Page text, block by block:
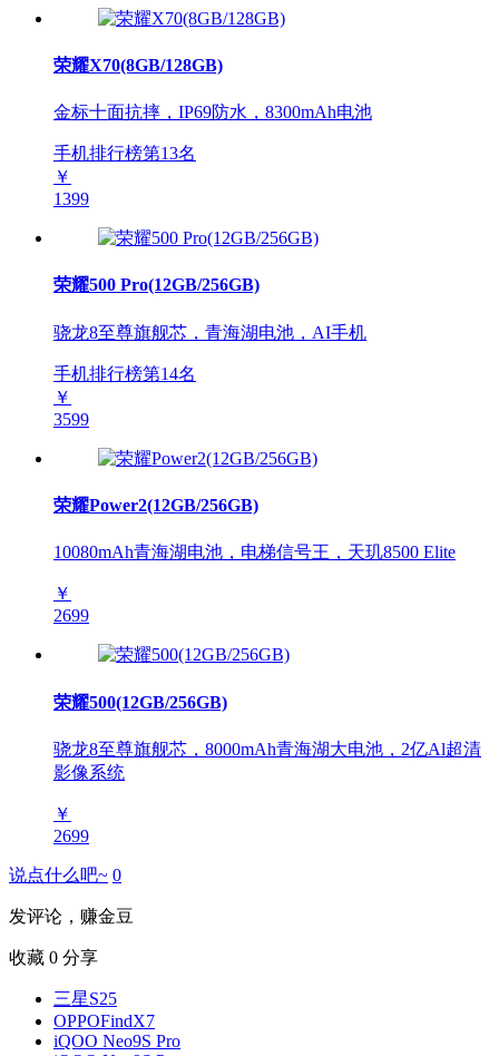
荣耀X70(8GB/128GB)
金标十面抗摔，IP69防水，8300mAh电池
手机排行榜第13名
￥
1399
荣耀500 Pro(12GB/256GB)
骁龙8至尊旗舰芯，青海湖电池，AI手机
手机排行榜第14名
￥
3599
荣耀Power2(12GB/256GB)
10080mAh青海湖电池，电梯信号王，天玑8500 Elite
￥
2699
荣耀500(12GB/256GB)
骁龙8至尊旗舰芯，8000mAh青海湖大电池，2亿Al超清
影像系统
￥
2699
说点什么吧~ 0
发评论，赚金豆
收藏 0 分享
三星S25
OPPOFindX7
iQOO Neo9S Pro